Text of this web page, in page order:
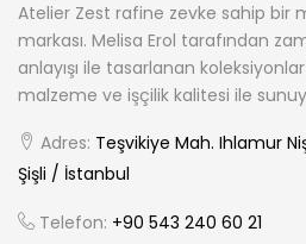
Atelier Zest rafine zevke sahip bir
markası. Melisa Erol tarafından
anlayışı ile tasarlanan
malzeme ve işçilik kalitesi ile
Adres: Teşvikiye Mah. Ihlamur
Şişli / İstanbul
Telefon: +90 543 240 60 21